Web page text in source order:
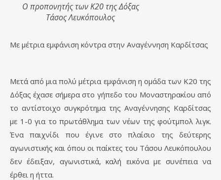
Ο προπονητής των Κ20 της Δόξας
Τάσος Λευκόπουλος
Με μέτρια εμφάνιση κόντρα στην Αναγέννηση Καρδίτσας
Μετά από μια πολύ μέτρια εμφάνιση η ομάδα των Κ20 της
Δόξας έχασε σήμερα στο γήπεδο του Μοναστηρακίου από
το αντίστοιχο συγκρότημα της Αναγέννησης Καρδίτσας
με 1-0 για το πρωτάθλημα των νέων της φούτμπολ λιγκ.
Ένα παιχνίδι που έγινε στο πλαίσιο της δεύτερης
αγωνιστικής και όπου οι παίκτες του Τάσου Λευκόπουλου
δεν έδειξαν, αγωνιστικά, καλή εικόνα με συνέπεια να
έρθει η ήττα.